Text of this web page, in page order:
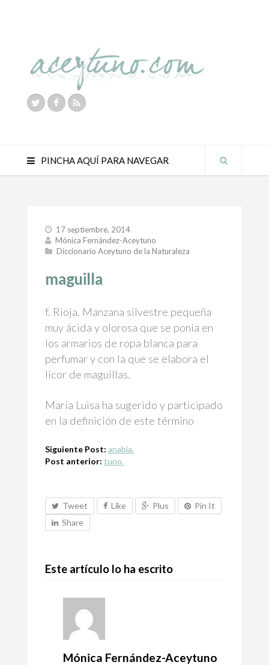
PINCHA AQUÍ PARA NAVEGAR
17 septiembre, 2014
Mónica Fernández-Aceytuno
Diccionario Aceytuno de la Naturaleza
maguilla
f. Rioja. Manzana silvestre pequeña
muy ácida y olorosa que se ponía en
los armarios de ropa blanca para
perfumar y con la que se elabora el
licor de maguillas.
María Luisa ha sugerido y participado
en la definición de este término
Siguiente Post: anabia.
Post anterior: tuno.
Tweet Like Plus
Pin It
Share
Este artículo lo ha escrito
Mónica Fernández-Aceytuno